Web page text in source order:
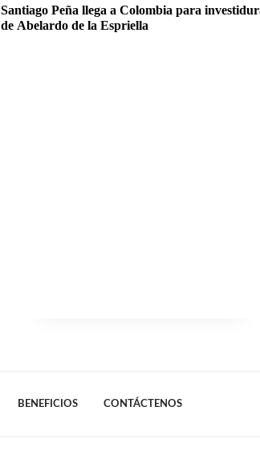
Santiago Peña llega a Colombia para
de Abelardo de la Espriella
BENEFICIOS CONTÁCTENOS